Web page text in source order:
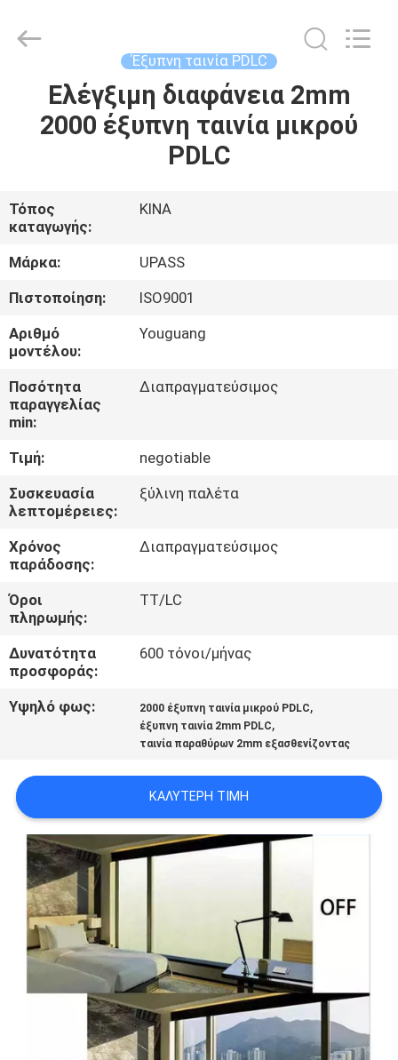
ΣΠΊΤΙ
ΒΊΝΤΕΟ
ΕΜΦΆΝΙΣΗ
VR
ΣΧΕΤΙΚΆ
ΜΕ
ΕΜΆΣ
ΕΠΙΣΚΈΨΕΙΣ
ΣΤΟ
ΕΡΓΟΣΤΆΣΙΟ
ΈΛΕΓΧΟΣ
ΠΟΙΌΤΗΤΑΣ
ΕΠΙΚΟΙΝΩΝΉΣΤΕ
ΜΑΖΊ
ΕΙΔΉΣΕΙΣ
ΥΠΟΘΈΣΕΙΣ
ΜΠΛΟΓΚ
SITEMAP
ΠΟΛΙΤΙΚΉ
ΜΥΣΤΙΚΌΤΗΤΑΣ
Technology
(Shanghai)
Έξυπνη ταινία PDLC
Ελέγξιμη διαφάνεια 2mm
2000 έξυπνη ταινία μικρού
PDLC
Τόπος
καταγωγής:
ΚΙΝΑ
Μάρκα:
UPASS
Πιστοποίηση:
ISO9001
Αριθμό
μοντέλου:
Youguang
Ποσότητα
παραγγελίας
min:
Διαπραγματεύσιμος
Τιμή:
negotiable
Συσκευασία
λεπτομέρειες:
ξύλινη παλέτα
Χρόνος
παράδοσης:
Διαπραγματεύσιμος
Όροι
πληρωμής:
TT/LC
Δυνατότητα
προσφοράς:
600 τόνοι/μήνας
Υψηλό φως: 2000 έξυπνη ταινία μικρού PDLC,
έξυπνη ταινία 2mm PDLC,
ταινία παραθύρων 2mm εξασθενίζοντας
ΚΑΛΎΤΕΡΗ ΤΙΜΉ